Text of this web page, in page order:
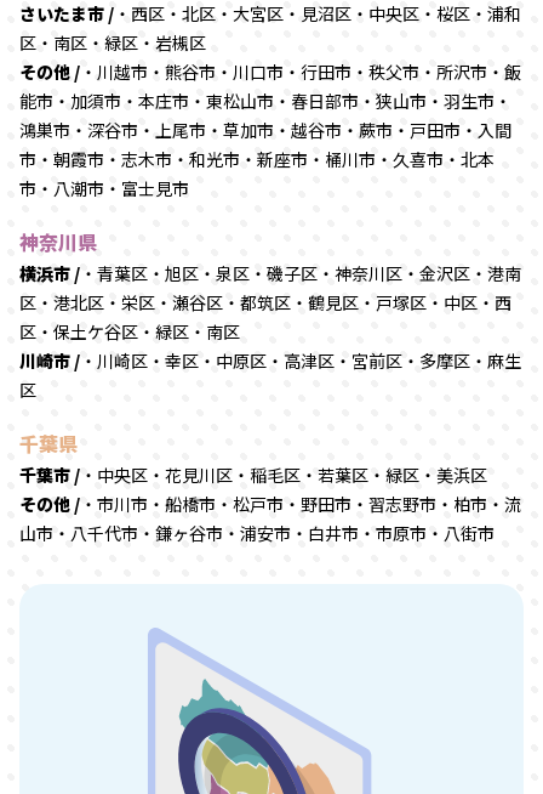
さいたま市 / ・西区・北区・大宮区・見沼区・中央区・桜区・浦和
区・南区・緑区・岩槻区
その他 / ・川越市・熊谷市・川口市・行田市・秩父市・所沢市・飯
能市・加須市・本庄市・東松山市・春日部市・狭山市・羽生市・
鴻巣市・深谷市・上尾市・草加市・越谷市・蕨市・戸田市・入間
市・朝霞市・志木市・和光市・新座市・桶川市・久喜市・北本
市・八潮市・富士見市
神奈川県
横浜市 / ・青葉区・旭区・泉区・磯子区・神奈川区・金沢区・港南
区・港北区・栄区・瀬谷区・都筑区・鶴見区・戸塚区・中区・西
区・保土ケ谷区・緑区・南区
川崎市 / ・川崎区・幸区・中原区・高津区・宮前区・多摩区・麻生
区
千葉県
千葉市 / ・中央区・花見川区・稲毛区・若葉区・緑区・美浜区
その他 / ・市川市・船橋市・松戸市・野田市・習志野市・柏市・流
山市・八千代市・鎌ヶ谷市・浦安市・白井市・市原市・八街市